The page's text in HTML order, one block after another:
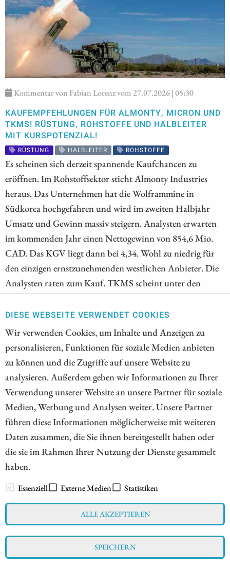
DIESE WEBSEITE VERWENDET COOKIES
Wir verwenden Cookies, um Inhalte und Anzeigen zu
personalisieren, Funktionen für soziale Medien anbieten
zu können und die Zugriffe auf unsere Website zu
analysieren. Außerdem geben wir Informationen zu Ihrer
Verwendung unserer Website an unsere Partner für soziale
Medien, Werbung und Analysen weiter. Unsere Partner
führen diese Informationen möglicherweise mit weiteren
Daten zusammen, die Sie ihnen bereitgestellt haben oder
die sie im Rahmen Ihrer Nutzung der Dienste gesammelt
haben.
Essenziell Externe Medien Statistiken
ALLE AKZEPTIEREN
SPEICHERN
Kommentar von Fabian Lorenz vom 27.07.2026 | 05:30
KAUFEMPFEHLUNGEN FÜR ALMONTY, MICRON UND
TKMS! RÜSTUNG, ROHSTOFFE UND HALBLEITER
MIT KURSPOTENZIAL!
RÜSTUNG HALBLEITER ROHSTOFFE
Es scheinen sich derzeit spannende Kaufchancen zu
eröffnen. Im Rohstoffsektor sticht Almonty Industries
heraus. Das Unternehmen hat die Wolframmine in
Südkorea hochgefahren und wird im zweiten Halbjahr
Umsatz und Gewinn massiv steigern. Analysten erwarten
im kommenden Jahr einen Nettogewinn von 854,6 Mio.
CAD. Das KGV liegt dann bei 4,34. Wohl zu niedrig für
den einzigen ernstzunehmenden westlichen Anbieter. Die
Analysten raten zum Kauf. TKMS scheint unter den
schwächelnden Rüstungsunternehmen herauszuragen.
Analysten verweisen auf den riesigen Auftragsbestand.
Dieser könnte Planbarkeit bis in die 2040er-Jahre bieten.
Nichts für schwache Nerven bleibt Micron. Nach der
historischen Kursrally sorgen sich Anleger wegen
möglicher Überkapazitäten. Auch Micron investiert
Milliarden. Analysten beruhigen.
ZUM KOMMENTAR
zu ESG bewussten Unternehmen aus allen Teilen der Welt
Impressum
Datenschutz
Interessenskonflikt & Risikohinweis
Nutzungsbedingungen